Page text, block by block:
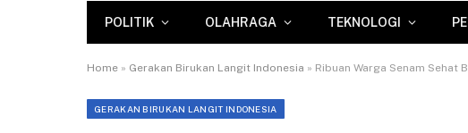
POLITIK OLAHRAGA TEKNOLOGI
Home » Gerakan Birukan Langit Indonesia » Ribuan Warga Senam Sehat
GERAKAN BIRUKAN LANGIT INDONESIA